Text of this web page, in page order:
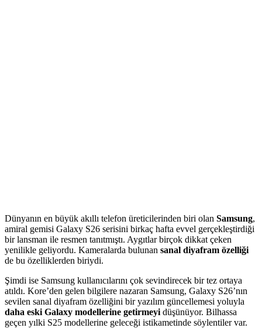
Dünyanın en büyük akıllı telefon üreticilerinden biri olan Samsung,
amiral gemisi Galaxy S26 serisini birkaç hafta evvel gerçekleştirdiği
bir lansman ile resmen tanıtmıştı. Aygıtlar birçok dikkat çeken
yenilikle geliyordu. Kameralarda bulunan sanal diyafram özelliği
de bu özelliklerden biriydi.
Şimdi ise Samsung kullanıcılarını çok sevindirecek bir tez ortaya
atıldı. Kore’den gelen bilgilere nazaran Samsung, Galaxy S26’nın
sevilen sanal diyafram özelliğini bir yazılım güncellemesi yoluyla
daha eski Galaxy modellerine getirmeyi düşünüyor. Bilhassa
geçen yılki S25 modellerine geleceği istikametinde söylentiler var.